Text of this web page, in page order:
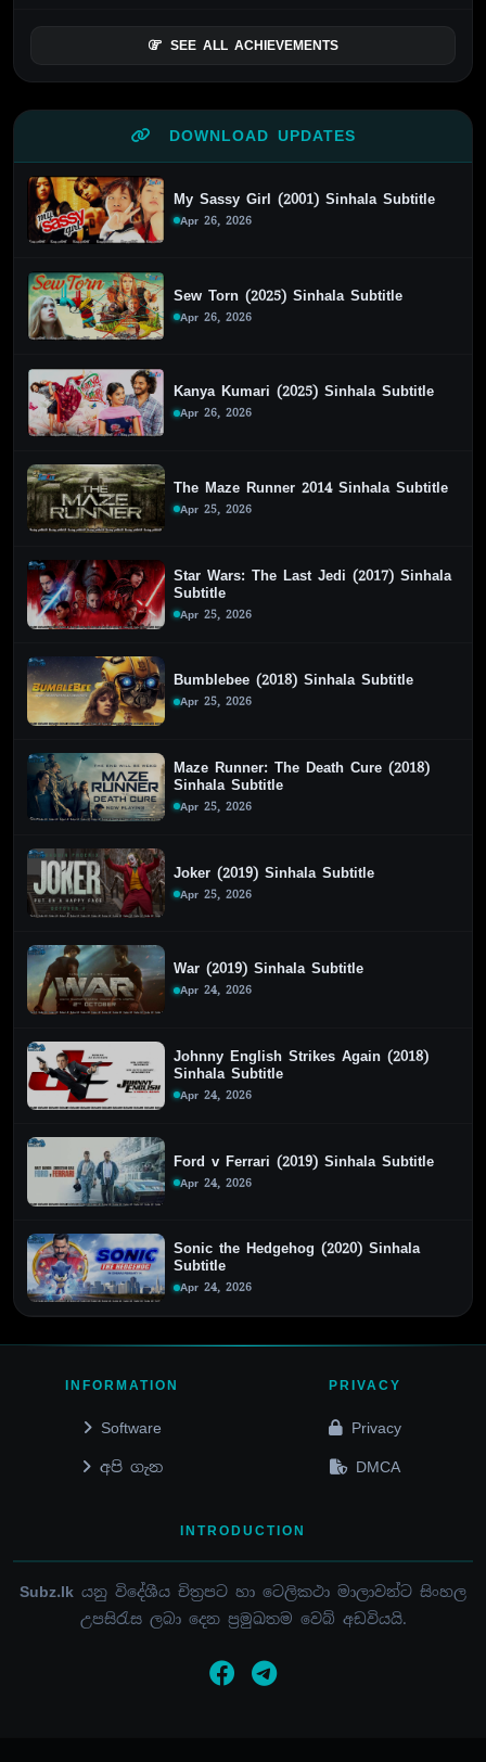
SEE ALL ACHIEVEMENTS
DOWNLOAD UPDATES
My Sassy Girl (2001) Sinhala Subtitle
Apr 26, 2026
Sew Torn (2025) Sinhala Subtitle
Apr 26, 2026
Kanya Kumari (2025) Sinhala Subtitle
Apr 26, 2026
The Maze Runner 2014 Sinhala Subtitle
Apr 25, 2026
Star Wars: The Last Jedi (2017) Sinhala
Subtitle
Apr 25, 2026
Bumblebee (2018) Sinhala Subtitle
Apr 25, 2026
Maze Runner: The Death Cure (2018)
Sinhala Subtitle
Apr 25, 2026
Joker (2019) Sinhala Subtitle
Apr 25, 2026
War (2019) Sinhala Subtitle
Apr 24, 2026
Johnny English Strikes Again (2018)
Sinhala Subtitle
Apr 24, 2026
Ford v Ferrari (2019) Sinhala Subtitle
Apr 24, 2026
Sonic the Hedgehog (2020) Sinhala
Subtitle
Apr 24, 2026
INFORMATION
Software
අපි ගැන
PRIVACY
Privacy
DMCA
INTRODUCTION
Subz.lk යනු විදේශීය චිත්‍රපට හා ටෙලිකථා මාලාවන්ට සිංහල
උපසිරැස ලබා දෙන ප්‍රමුඛතම වෙබ් අඩවියයි.